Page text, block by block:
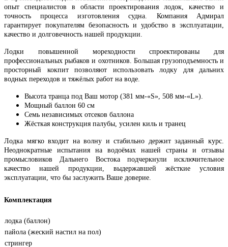
опыт специалистов в области проектирования лодок, качество и
точность процесса изготовления судна. Компания Адмирал
гарантирует покупателям безопасность и удобство в эксплуатации,
качество и долговечность нашей продукции.
Лодки повышенной мореходности спроектированы для
профессиональных рыбаков и охотников. Большая грузоподъемность и
просторный кокпит позволяют использовать лодку для дальних
водных переходов и тяжёлых работ на воде.
Высота транца под Ваш мотор (381 мм-«S», 508 мм-«L»).
Мощный баллон 60 см
Семь независимых отсеков баллона
Жёсткая конструкция палубы, усилен киль и транец
Лодка мягко входит на волну и стабильно держит заданный курс.
Неоднократные испытания на водоёмах нашей страны и отзывы
промысловиков Дальнего Востока подчеркнули исключительное
качество нашей продукции, выдержавшей жёсткие условия
эксплуатации, что бы заслужить Ваше доверие.
Комплектация
лодка (баллон)
пайола (жеский настил на пол)
стрингер